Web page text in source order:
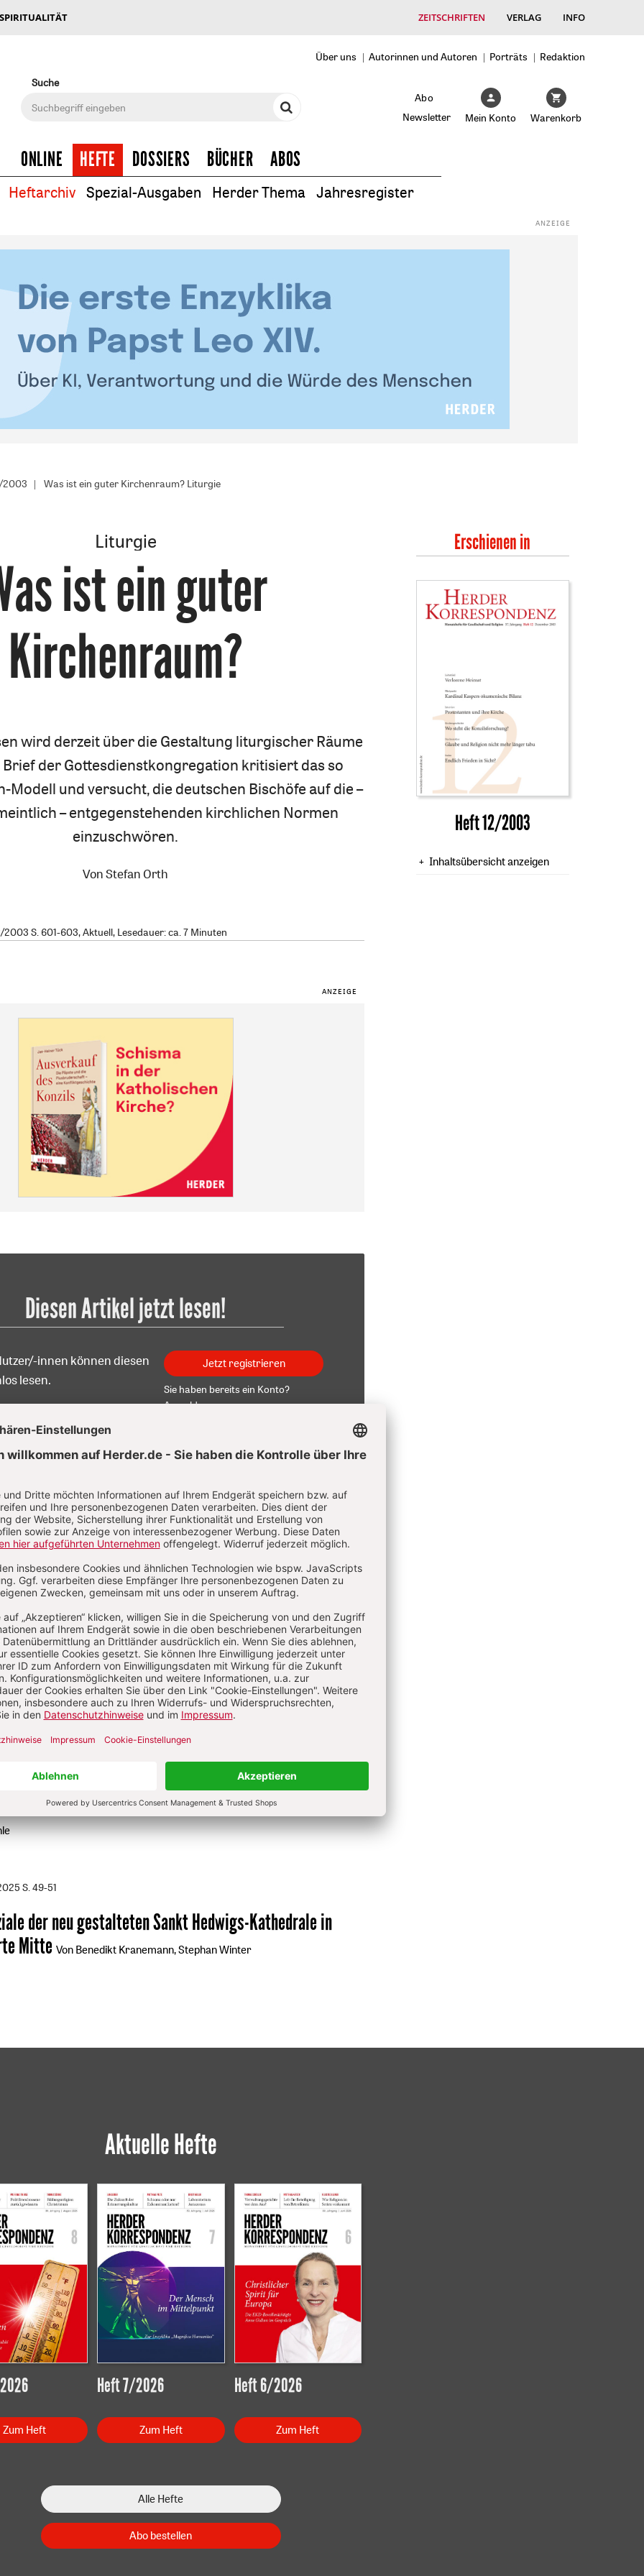
ZEITSCHRIFTEN VERLAG INFO
Über uns Autorinnen und Autoren Porträts
Redaktion
Suche
Abo
Newsletter
Mein Konto Warenkorb
ONLINE HEFTE DOSSIERS BÜCHER ABOS
Heftarchiv Spezial-Ausgaben Herder Thema Jahresregister
2003 Was ist ein guter Kirchenraum? Liturgie
Liturgie
:
ist ein guter
Kirchenraum?
wird derzeit über die Gestaltung liturgischer Räume
der Gottesdienstkongregation kritisiert das so
Modell und versucht, die deutschen Bischöfe auf die –
– entgegenstehenden kirchlichen Normen
einzuschwören.
VonStefan Orth
S. 601-603, Aktuell, Lesedauer: ca. 7 Minuten
Diesen Artikel jetzt lesen!
innen können diesen
lesen.
Jetzt registrieren
Sie haben bereits ein Konto?
Anmelden
Orth, Dr. theol., wurde 1968 geboren. Studium der Katholischen
der Herder Korrespondenz, von 2014 bis 2022 stellvertretender
seitdem Chefredakteur.
S. 7
:Was heißt hier eigentlich Laien? Von Stefan Orth
dann mal weg: Von Pilgern und Wallfahrern
gottesdienstliches Tun:Was von der Bußübung übrig
S. 49-51
der neu gestalteten Sankt Hedwigs-Kathedrale in
Mitte Von Benedikt Kranemann, Stephan Winter
Erschienen in
Heft 12/2003
Inhaltsübersicht anzeigen
Aktuelle Hefte
Zum Heft
Heft 7/2026
Zum Heft
Heft 6/2026
Zum Heft
Alle Hefte
Abo bestellen